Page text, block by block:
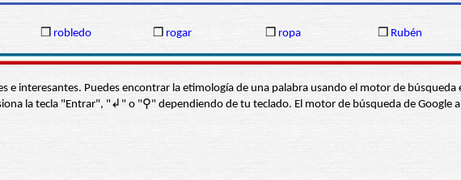
❒ robledo ❒ rogar ❒ ropa ❒ Rubén
e interesantes. Puedes encontrar la etimología de una palabra usando el motor de
la tecla "Entrar", "↲" o "⚲" dependiendo de tu teclado. El motor de búsqueda de Google